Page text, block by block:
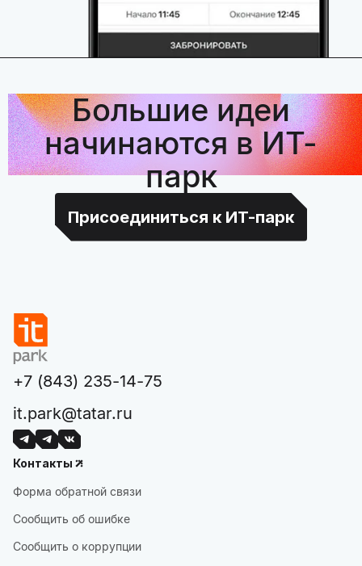
Большие идеи
начинаются в ИТ-
парк
Присоединиться к ИТ-парк
+7 (843) 235-14-75
it.park@tatar.ru
Контакты
Форма обратной связи
Сообщить об ошибке
Сообщить о коррупции